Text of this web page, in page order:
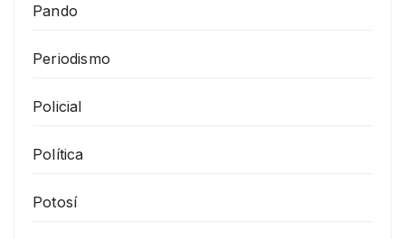
Pando
Periodismo
Policial
Política
Potosí